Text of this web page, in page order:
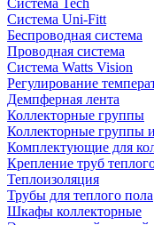
Система Uni-Fitt
Беспроводная система
Проводная система
Система Watts Vision
Регулирование
Демпферная лента
Коллекторные группы
Коллекторные группы
Комплектующие для
Крепление труб
Теплоизоляция
Трубы для теплого пола
Шкафы коллекторные